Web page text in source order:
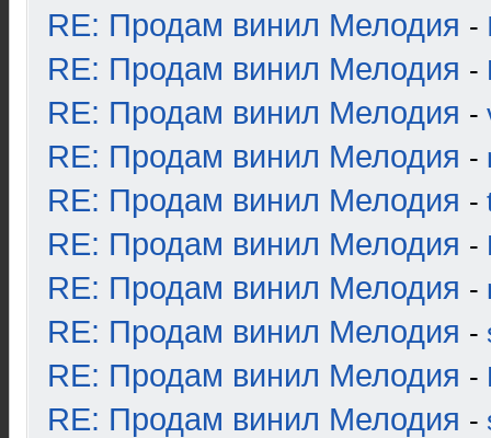
RE: Продам винил Мелодия -
RE: Продам винил Мелодия -
RE: Продам винил Мелодия -
RE: Продам винил Мелодия -
RE: Продам винил Мелодия -
RE: Продам винил Мелодия -
RE: Продам винил Мелодия -
RE: Продам винил Мелодия -
RE: Продам винил Мелодия -
RE: Продам винил Мелодия -